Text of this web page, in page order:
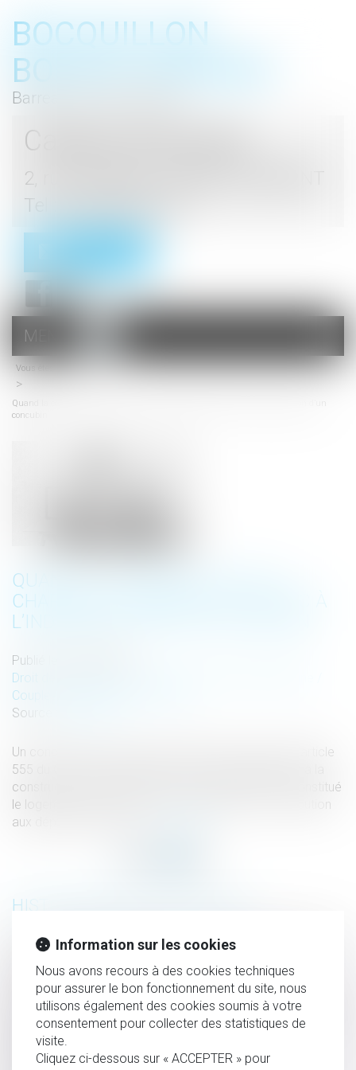
BOCQUILLON
BOESCH GROMEK
Barreau de Haute Marne
Cabinet d'avocats
2, rue du Palais - 52000 CHAUMONT
Tel : 03 25 03 05 62
menu
MENU
Vous êtes ici :
Quand la contribution aux charges du ménage fait échec à l’indemnisation d’un
concubin
QUAND LA CONTRIBUTION AUX
CHARGES DU MÉNAGE FAIT ÉCHEC À
L’INDEMNISATION D’UN CONCUBIN
Publié le :
Droit de la famille, des personnes et de leur patrimoine
Couples et régime matrimoniaux
Source :
Un concubin ne peut pas être indemnisé au titre de l’article
555 du Code civil sans rechercher si sa participation à la
construction de la maison de sa compagne, qui a constitué
le logement de la famille, ne relève pas de sa contribution
aux dépenses de la vie …
HISTORIQUE
Alcool interdit en entreprise : quelle marge de manœuvre
pour l’employeur ?
le droit de l’Union s’oppose à une conservation
généralisée et indifférenciée des données relatives au trafic
et à la localisation afférentes aux communications
électroniques aux fins de la lutte contre les infractions
Information sur les cookies
Nous avons recours à des cookies techniques
pour assurer le bon fonctionnement du site, nous
utilisons également des cookies soumis à votre
consentement pour collecter des statistiques de
visite.
Cliquez ci-dessous sur « ACCEPTER » pour